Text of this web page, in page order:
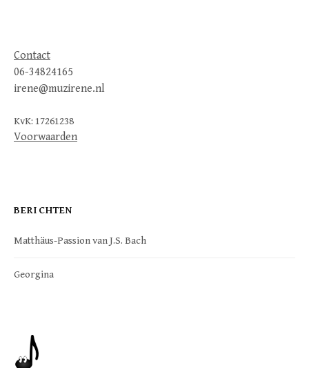
Contact
06-34824165
irene@muzirene.nl
KvK: 17261238
Voorwaarden
BERICHTEN
Matthäus-Passion van J.S. Bach
Georgina